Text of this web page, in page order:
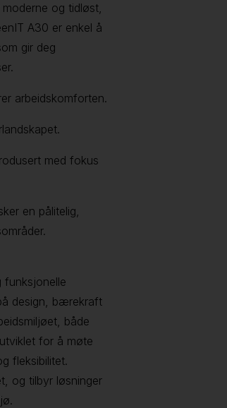
og tidløst,
A30 er enkel å
gir deg
arbeidskomforten.
med fokus
en pålitelig,
funksjonelle
design, bærekraft
både
for å møte
fleksibilitet.
og tilbyr løsninger